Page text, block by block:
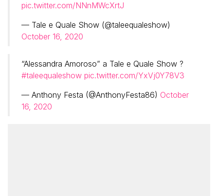
pic.twitter.com/NNnMWcXrtJ
— Tale e Quale Show (@taleequaleshow)
October 16, 2020
“Alessandra Amoroso” a Tale e Quale Show ?
#taleequaleshow pic.twitter.com/YxVj0Y78V3
— Anthony Festa (@AnthonyFesta86) October
16, 2020